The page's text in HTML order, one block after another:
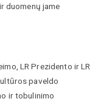
duomenų jame
LR Prezidento ir LR
paveldo
ir tobulinimo